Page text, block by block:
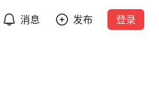
消息 发布 登录